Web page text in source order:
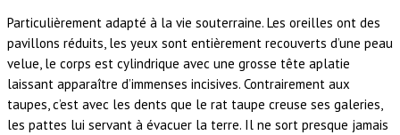
Particulièrement adapté à la vie souterraine. Les oreilles ont des
pavillons réduits, les yeux sont entièrement recouverts d’une peau
velue, le corps est cylindrique avec une grosse tête aplatie
laissant apparaître d’immenses incisives. Contrairement aux
taupes, c’est avec les dents que le rat taupe creuse ses galeries,
les pattes lui servant à évacuer la terre. Il ne sort presque jamais